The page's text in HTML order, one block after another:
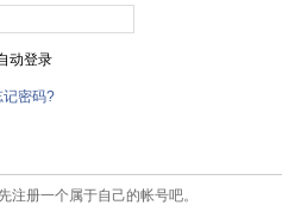
动登录
记密码?
注册一个属于自己的帐号吧。